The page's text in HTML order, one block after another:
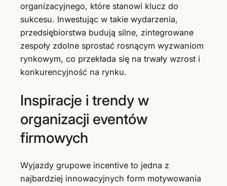
organizacyjnego, które stanowi klucz do
sukcesu. Inwestując w takie wydarzenia,
przedsiębiorstwa budują silne, zintegrowane
zespoły zdolne sprostać rosnącym wyzwaniom
rynkowym, co przekłada się na trwały wzrost i
konkurencyjność na rynku.
Inspiracje i trendy w
organizacji eventów
firmowych
Wyjazdy grupowe incentive to jedna z
najbardziej innowacyjnych form motywowania